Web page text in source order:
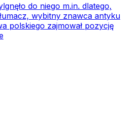
do niego m.in. dlatego,
wybitny znawca antyku
polskiego zajmował pozycję